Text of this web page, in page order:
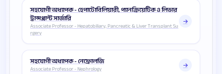
সহযোগী অধ্যাপক - হেপাটোবিলিয়ারী, প্যানক্রিয়েটিক ও লিভার
ট্রান্সপ্লান্ট সার্জারি
Associate Professor - Hepatobiliary, Pancreatic & Liver Transplant Su
rgery
সহযোগী অধ্যাপক - নেফ্রোলজি
Associate Professor - Nephrology